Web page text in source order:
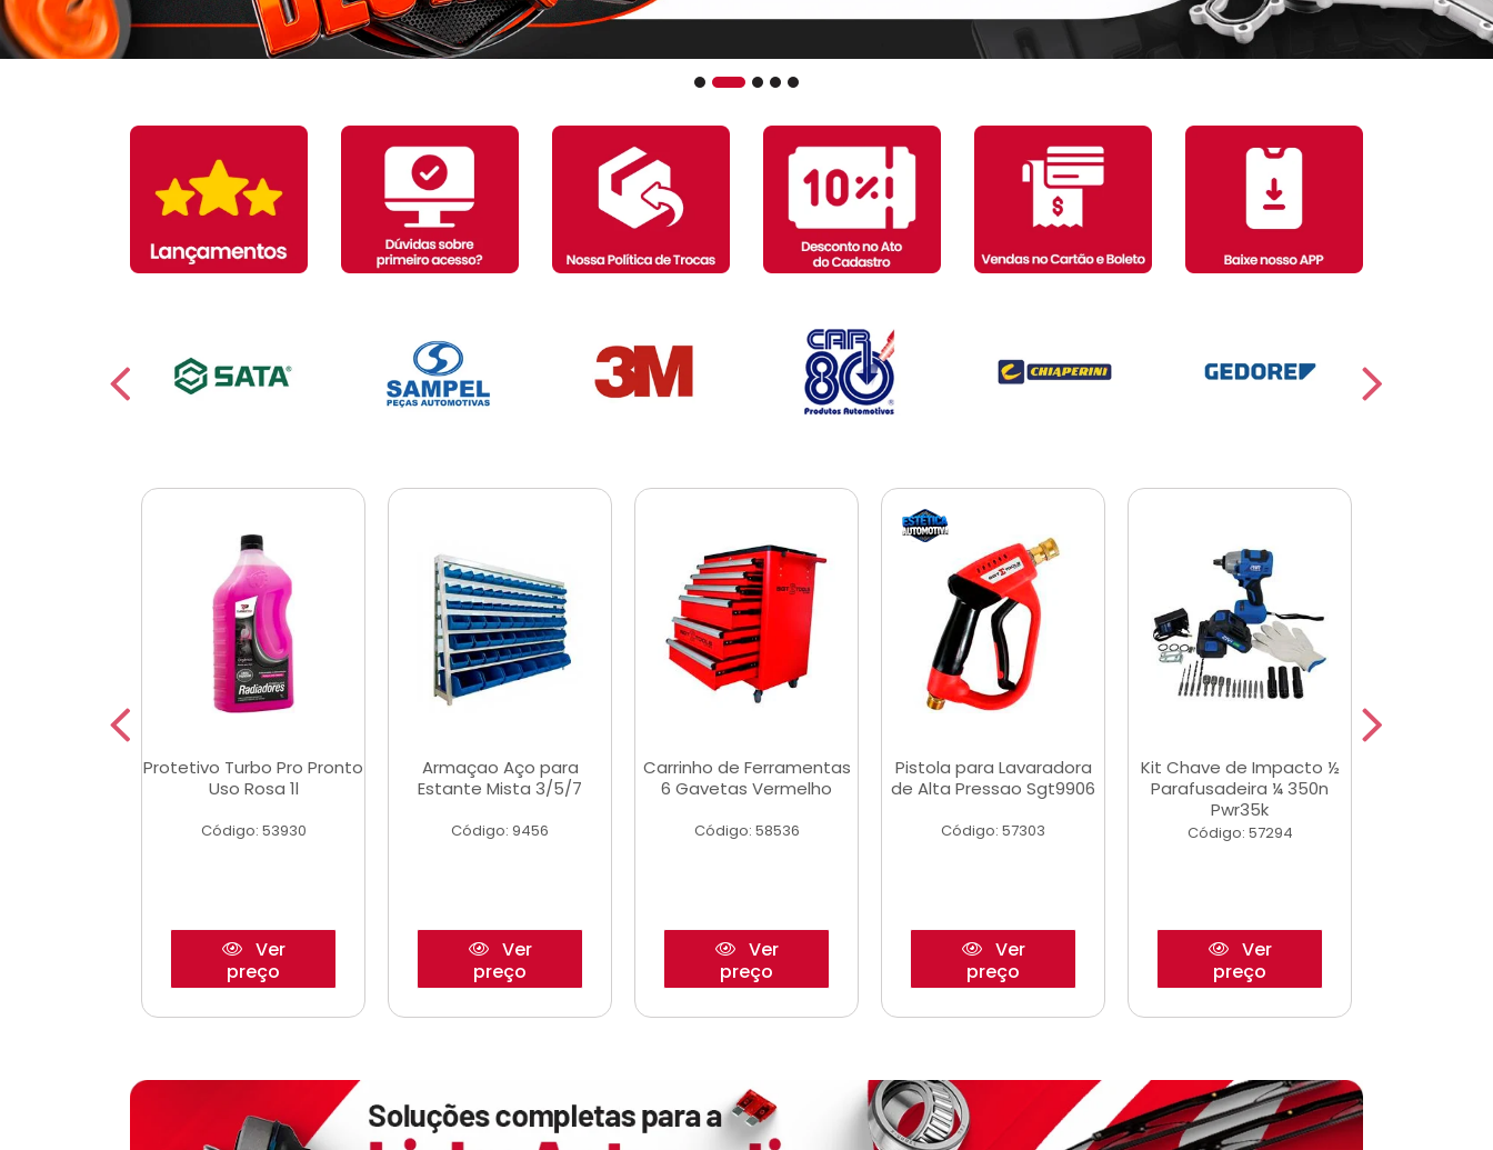
Protetivo Turbo Pro Pronto
Uso Rosa 1l
Código: 53930
Ver
preço
Armaçao Aço para
Estante Mista 3/5/7
Código: 9456
Ver
preço
Carrinho de Ferramentas
6 Gavetas Vermelho
Código: 58536
Ver
preço
Pistola para Lavaradora
de Alta Pressao Sgt9906
Código: 57303
Ver
preço
Kit Chave de Impacto ½
Parafusadeira ¼ 350n
Pwr35k
Código: 57294
Ver
preço